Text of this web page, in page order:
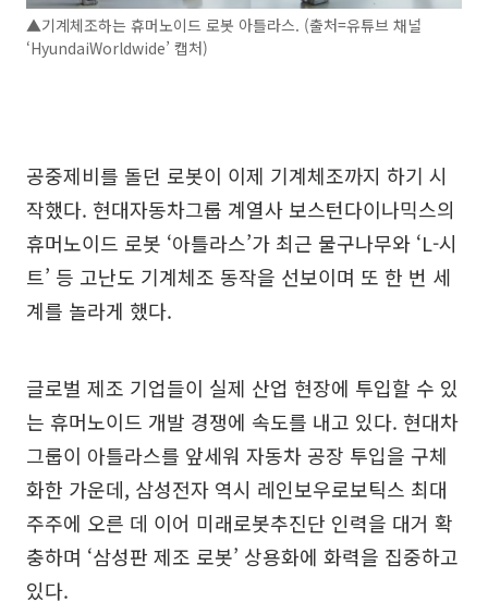
▲기계체조하는 휴머노이드 로봇 아틀라스. (출처=유튜브 채널
‘HyundaiWorldwide’ 캡처)
공중제비를 돌던 로봇이 이제 기계체조까지 하기 시
작했다. 현대자동차그룹 계열사 보스턴다이나믹스의
휴머노이드 로봇 ‘아틀라스’가 최근 물구나무와 ‘L-시
트’ 등 고난도 기계체조 동작을 선보이며 또 한 번 세
계를 놀라게 했다.
글로벌 제조 기업들이 실제 산업 현장에 투입할 수 있
는 휴머노이드 개발 경쟁에 속도를 내고 있다. 현대차
그룹이 아틀라스를 앞세워 자동차 공장 투입을 구체
화한 가운데, 삼성전자 역시 레인보우로보틱스 최대
주주에 오른 데 이어 미래로봇추진단 인력을 대거 확
충하며 ‘삼성판 제조 로봇’ 상용화에 화력을 집중하고
있다.